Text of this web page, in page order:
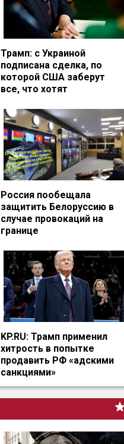
Трамп: с Украиной
подписана сделка, по
которой США заберут
все, что хотят
Россия пообещала
защитить Белоруссию в
случае провокаций на
границе
KP.RU: Трамп применил
хитрость в попытке
продавить РФ «адскими
санкциями»